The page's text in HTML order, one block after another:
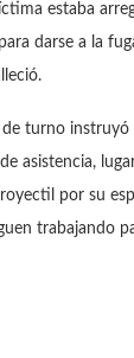
estaba
darse a la
turno instruyó
asistencia,
por su
trabajando